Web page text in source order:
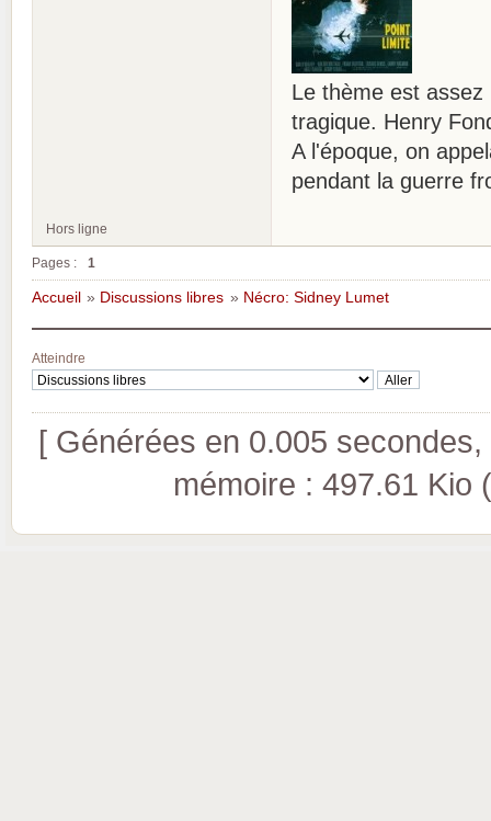
Le thème est
tragique. Henry
A l'époque, on
pendant la guerre
Hors ligne
Pages : 1
Accueil » Discussions libres » Nécro: Sidney Lumet
Atteindre
[ Générées en 0.005
mémoire : 497.61 Kio